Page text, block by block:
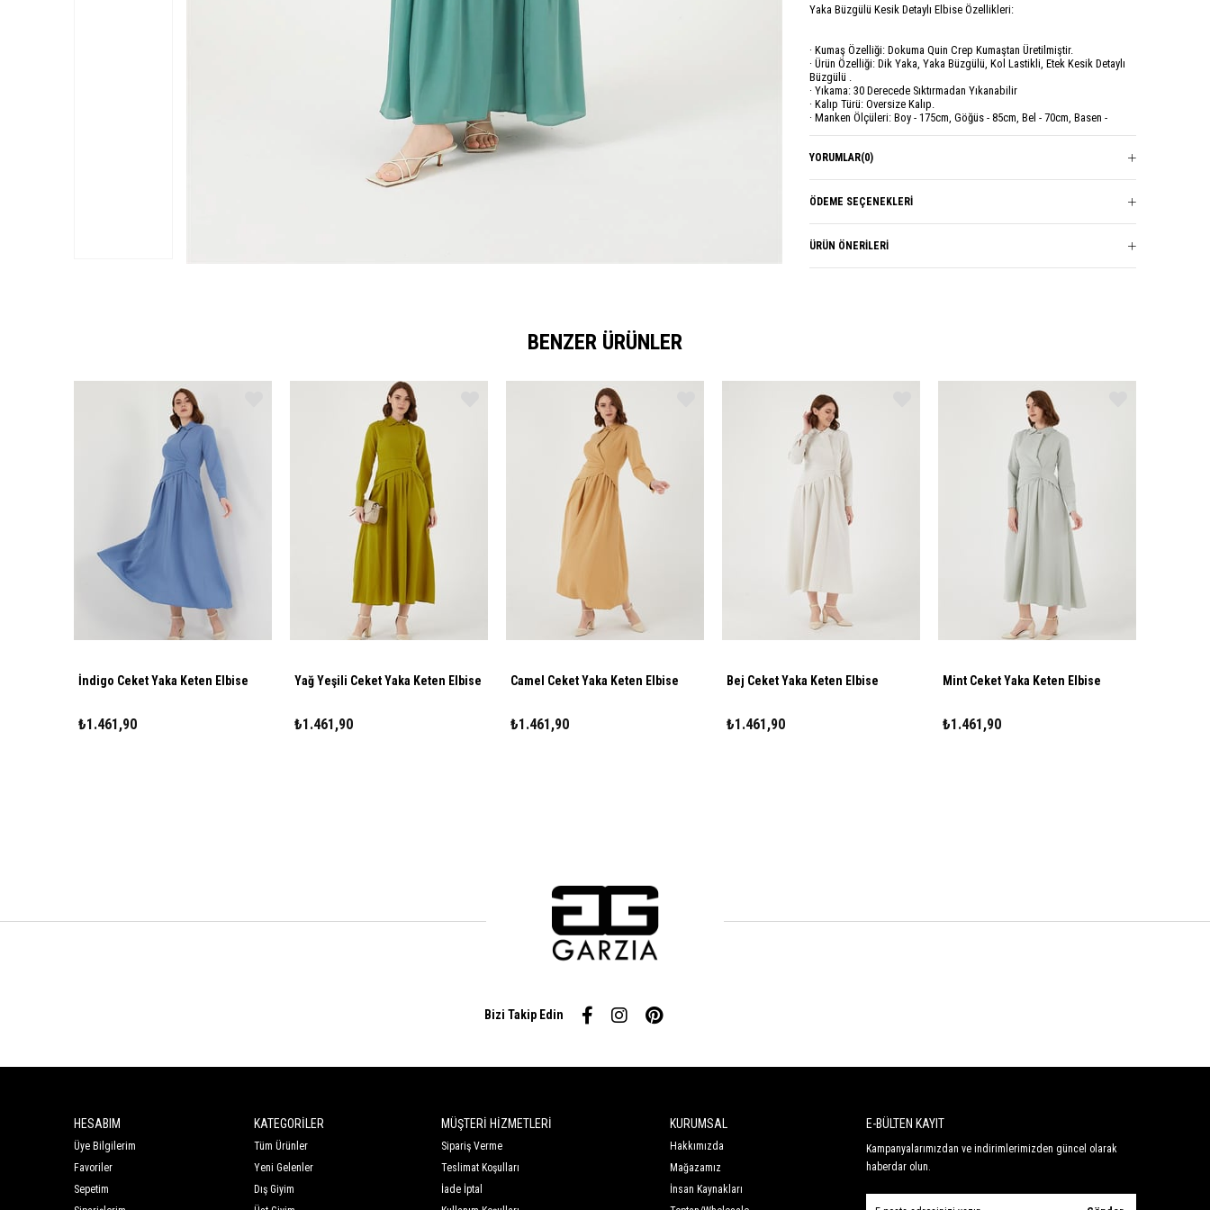
Yaka Büzgülü Kesik Detaylı Elbise Özellikleri:
· Kumaş Özelliği: Dokuma Quin Crep Kumaştan Üretilmiştir.
· Ürün Özelliği: Dik Yaka, Yaka Büzgülü, Kol Lastikli, Etek Kesik Detaylı
Büzgülü .
· Yıkama: 30 Derecede Sıktırmadan Yıkanabilir
· Kalıp Türü: Oversize Kalıp.
· Manken Ölçüleri: Boy - 175cm, Göğüs - 85cm, Bel - 70cm, Basen -
· S- M Beden : Göğüs: 68 cm, Bel - 66 cm, Boy: 140 cm.
Sezon
YORUMLAR(0)
ÖDEME SEÇENEKLERI
ÜRÜN ÖNERILERI
BENZER ÜRÜNLER
İndigo Ceket Yaka Keten Elbise
₺1.461,90
Yağ Yeşili Ceket Yaka Keten Elbise
₺1.461,90
Camel Ceket Yaka Keten Elbise
₺1.461,90
Bej Ceket Yaka Keten Elbise
₺1.461,90
Mint Ceket Yaka Keten Elbise
₺1.461,90
Bizi Takip Edin
HESABIM
Üye Bilgilerim
Favoriler
Sepetim
KATEGORİLER
Tüm Ürünler
Yeni Gelenler
Dış Giyim
MÜŞTERİ HİZMETLERİ
Sipariş Verme
Teslimat Koşulları
İade İptal
KURUMSAL
Hakkımızda
Mağazamız
İnsan Kaynakları
E-BÜLTEN KAYIT
Kampanyalarımızdan ve indirimlerimizden güncel olarak
haberdar olun.